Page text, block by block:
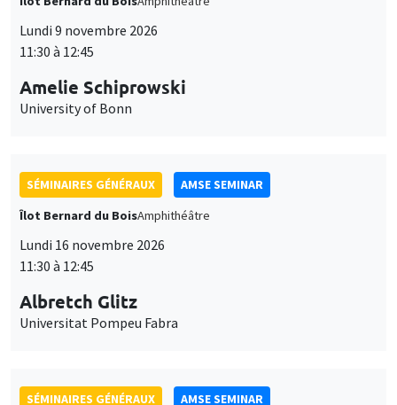
11:30 à 12:45
University of Bonn
SÉMINAIRES GÉNÉRAUX
AMSE SEMINAR
Îlot Bernard du BoisAmphithéâtre
11:30 à 12:45
Universitat Pompeu Fabra
SÉMINAIRES GÉNÉRAUX
AMSE SEMINAR
des
cookies